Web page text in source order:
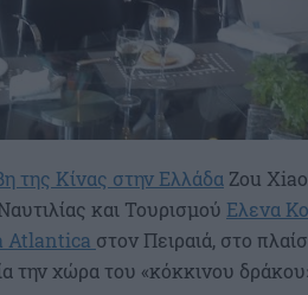
της Κίνας στην Ελλάδα Zou
και Τουρισμού Ελενα
Atlantica στον Πειραιά, στο
την χώρα του «κόκκινου